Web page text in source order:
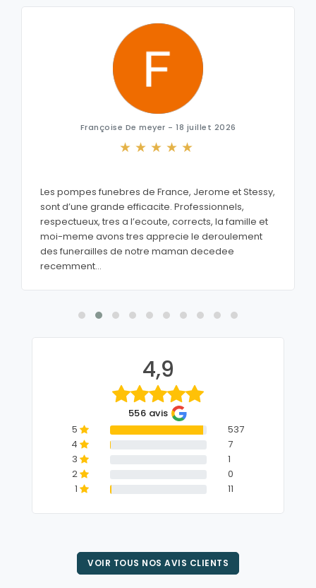
Françoise De meyer - 18 juillet 2026
Les pompes funebres de France, Jerome et Stessy,
sont d’une grande efficacite. Professionnels,
respectueux, tres a l’ecoute, corrects, la famille et
moi-meme avons tres apprecie le deroulement
des funerailles de notre maman decedee
recemment...
4,9
556 avis
5
537
4
7
3
1
2
0
1
11
VOIR TOUS NOS AVIS CLIENTS